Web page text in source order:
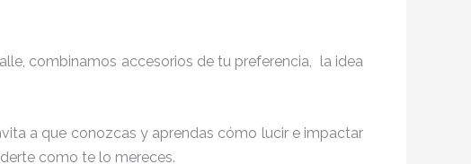
combinamos accesorios de tu preferencia, la idea
a que conozcas y aprendas cómo lucir e impactar
como te lo mereces.